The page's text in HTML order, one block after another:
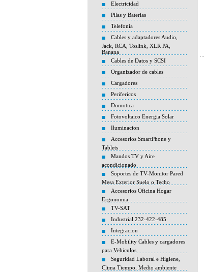
Electricidad
Pilas y Baterias
Telefonia
Cables y adaptadores Audio,
Jack, RCA, Toslink, XLR PA,
Banana
Cables de Datos y SCSI
Organizador de cables
Cargadores
Perifericos
Domotica
Fotovoltaico Energia Solar
Iluminacion
Accesorios SmartPhone y
Tablets
Mandos TV y Aire
acondicionado
Soportes de TV-Monitor Pared
Mesa Exterior Suelo o Techo
Accesorios Oficina Hogar
Ergonomia
TV-SAT
Industrial 232-422-485
Integracion
E-Mobility Cables y cargadores
para Vehiculos
Seguridad Laboral e Higiene,
Clima Tiempo, Medio ambiente